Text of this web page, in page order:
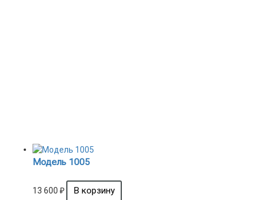
Модель 1005
13 600 ₽